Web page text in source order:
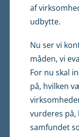
af
udbytte.
Nu ser vi
måden, vi
For nu skal
på, hvilken
vurderes
samfundet